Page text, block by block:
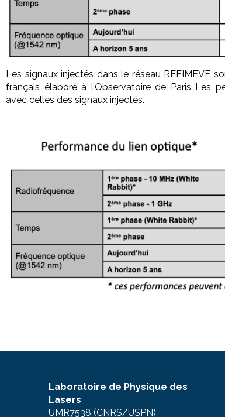
Les signaux injectés dans le réseau REFIMEVE
français élaboré à l’Observatoire de Paris Les
avec celles des signaux injectés.
Laboratoire de Physique des
Lasers
UMR7538 (CNRS/USPN)